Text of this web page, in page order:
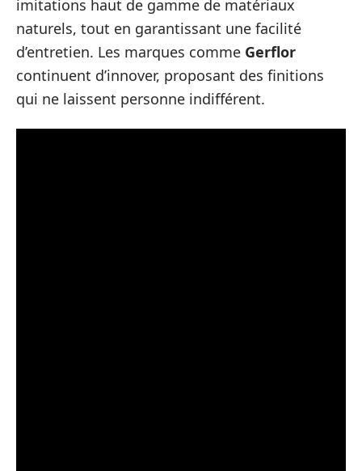
imitations haut de gamme de matériaux
naturels, tout en garantissant une facilité
d’entretien. Les marques comme Gerflor
continuent d’innover, proposant des finitions
qui ne laissent personne indifférent.